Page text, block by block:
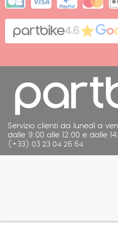
Contatto
Mappa del sito
Cookies
Note legali
4.6
Servizio clienti da lunedì a
dalle 9:00 alle 12:00 e dalle
(+33) 03 23 04 26 64